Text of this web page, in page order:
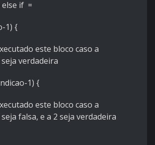
else if =
1) {
este bloco caso a
verdadeira
1) {
este bloco caso a
falsa, e a 2 seja verdadeira